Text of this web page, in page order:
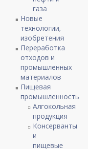
газа
Новые
технологии,
изобретения
Переработка
отходов и
промышленных
материалов
Пищевая
промышленность
Алгокольная
продукция
Консерванты
и
пищевые